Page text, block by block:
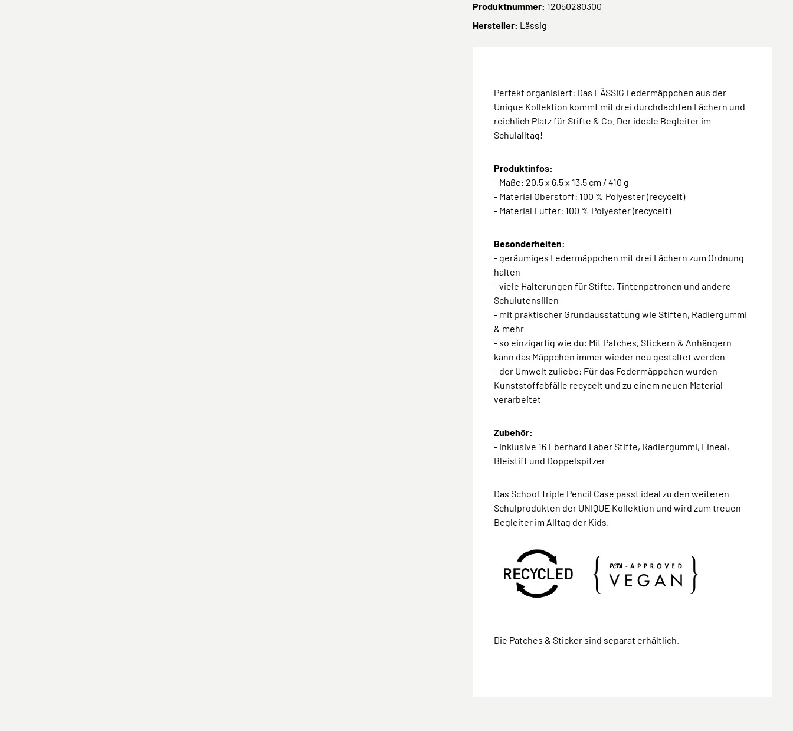
Produktnummer: 12050280300
Hersteller: Lässig
Perfekt organisiert: Das LÄSSIG Federmäppchen aus der
Unique Kollektion kommt mit drei durchdachten Fächern und
reichlich Platz für Stifte & Co. Der ideale Begleiter im
Schulalltag!
Produktinfos:
- Maße: 20,5 x 6,5 x 13,5 cm / 410 g
- Material Oberstoff: 100 % Polyester (recycelt)
- Material Futter: 100 % Polyester (recycelt)
Besonderheiten:
- geräumiges Federmäppchen mit drei Fächern zum Ordnung
halten
- viele Halterungen für Stifte, Tintenpatronen und andere
Schulutensilien
- mit praktischer Grundausstattung wie Stiften, Radiergummi
& mehr
- so einzigartig wie du: Mit Patches, Stickern & Anhängern
kann das Mäppchen immer wieder neu gestaltet werden
- der Umwelt zuliebe: Für das Federmäppchen wurden
Kunststoffabfälle recycelt und zu einem neuen Material
verarbeitet
Zubehör:
- inklusive 16 Eberhard Faber Stifte, Radiergummi, Lineal,
Bleistift und Doppelspitzer
Das School Triple Pencil Case passt ideal zu den weiteren
Schulprodukten der UNIQUE Kollektion und wird zum treuen
Begleiter im Alltag der Kids.
Die Patches & Sticker sind separat erhältlich.